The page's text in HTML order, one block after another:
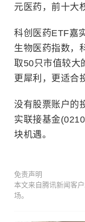
元医药，前十大
科创医药ETF嘉
生物医药指数，
取50只市值较大
更犀利，更适合
没有股票账户的
实联接基金
块机遇。
免责声明
本文来自腾讯新闻客
场。